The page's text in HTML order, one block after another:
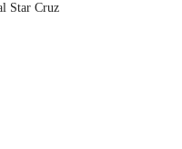
Star Cruz